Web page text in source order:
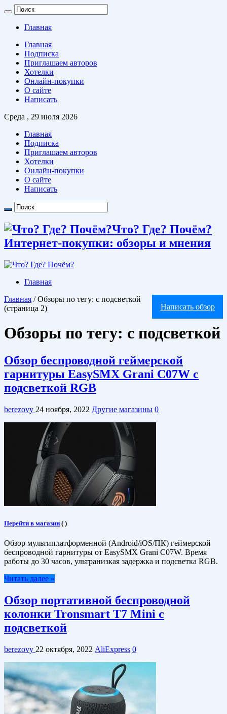
Главная
Главная
Подписка
Приглашаем авторов
Хотелки
Онлайн-покупки
О сайте
Написать
Среда , 29 июля 2026
Главная
Подписка
Приглашаем авторов
Хотелки
Онлайн-покупки
О сайте
Написать
Что? Где? Почём?
Интернет-покупки: обзоры и мнения
Главная
Написать обзор
Главная / Обзоры по тегу: с подсветкой
(страница 2)
Обзоры по тегу: с подсветкой
Обзор беспроводной геймерской
гарнитуры EasySMX Grani C07W с
подсветкой RGB
berezovy 24 ноября, 2022 Другие магазины 0
Перейти в магазин ( )
Обзор мультиплатформенной (Android/iOS/ПК) геймерской
беспроводной гарнитуры от EasySMX Grani C07W. Время
работы до 30 часов, ультранизкая задержка и подсветка RGB.
Читать далее »
Обзор портативной беспроводной
колонки Tronsmart T7 Mini с
подсветкой
berezovy 22 октября, 2022 AliExpress 0